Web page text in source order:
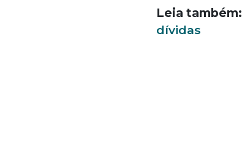
Leia também:
dívidas